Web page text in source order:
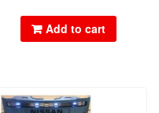
Add to cart